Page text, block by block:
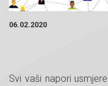
06.02.2020
Svi vaši napori